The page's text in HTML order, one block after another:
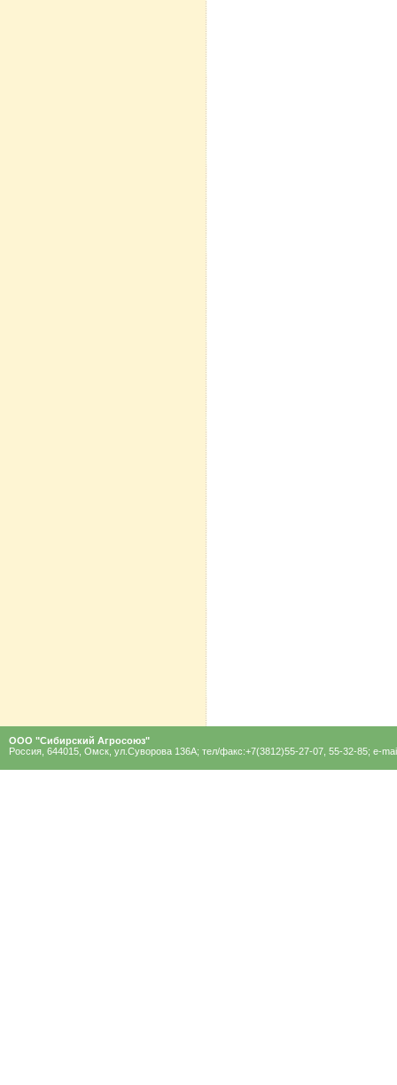
ООО "Сибирский Агроcоюз"
Россия, 644015, Омск, ул.Суворова 136A; тел/факс:+7(3812)55-27-07, 55-32-85; e-